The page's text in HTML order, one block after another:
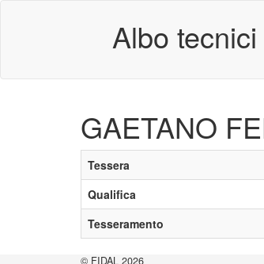
Albo tecnici
GAETANO
Tessera
Qualifica
Tesseramento
© FIDAL 2026